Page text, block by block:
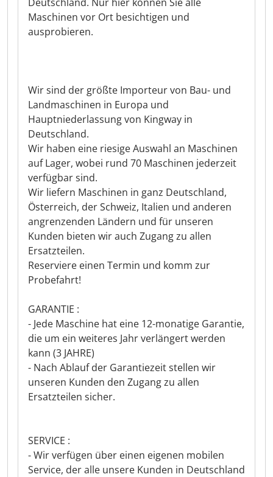
Maschinen vor Ort besichtigen und
ausprobieren.
Wir sind der größte Importeur von Bau- und
Landmaschinen in Europa und
Hauptniederlassung von Kingway in
Deutschland.
Wir haben eine riesige Auswahl an Maschinen
auf Lager, wobei rund 70 Maschinen jederzeit
verfügbar sind.
Wir liefern Maschinen in ganz Deutschland,
Österreich, der Schweiz, Italien und anderen
angrenzenden Ländern und für unseren
Kunden bieten wir auch Zugang zu allen
Ersatzteilen.
Reserviere einen Termin und komm zur
Probefahrt!
GARANTIE :
- Jede Maschine hat eine 12-monatige Garantie,
die um ein weiteres Jahr verlängert werden
kann (3 JAHRE)
- Nach Ablauf der Garantiezeit stellen wir
unseren Kunden den Zugang zu allen
Ersatzteilen sicher.
SERVICE :
- Wir verfügen über einen eigenen mobilen
Service, der alle unsere Kunden in Deutschland